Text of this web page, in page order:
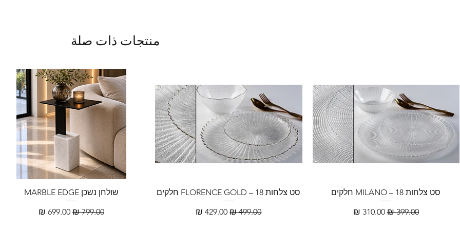
منتجات ذات صلة
סט צלחות MILANO – 18 חלקים
سعر عادي‏399.00 ₪ سعر البيع‏310.00 ₪
סט צלחות FLORENCE GOLD – 18 חלקים
سعر عادي‏499.00 ₪ سعر البيع
שולחן נשכן MARBLE EDGE
سعر عادي‏799.00 ₪ سعر البيع‏699.00 ₪